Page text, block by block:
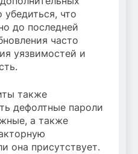
что
до последней
часто
уязвимостей и
также
дефолтные пароли
а также
она присутствует.